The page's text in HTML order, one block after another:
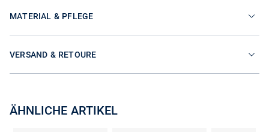
MATERIAL & PFLEGE
VERSAND & RETOURE
ÄHNLICHE ARTIKEL